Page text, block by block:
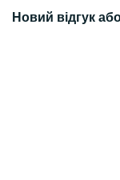
Новий відгук